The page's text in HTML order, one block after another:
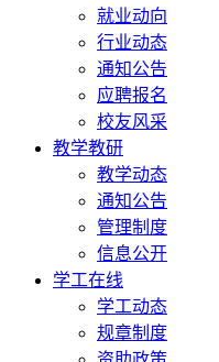
就业动向
行业动态
通知公告
应聘报名
校友风采
教学教研
教学动态
通知公告
管理制度
信息公开
学工在线
学工动态
规章制度